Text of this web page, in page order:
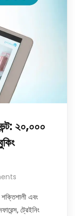
২০,০০০
এবং
ট্রেইনিং